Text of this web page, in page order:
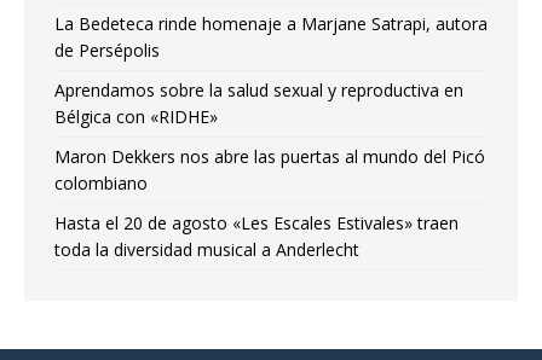
La Bedeteca rinde homenaje a Marjane Satrapi, autora
de Persépolis
Aprendamos sobre la salud sexual y reproductiva en
Bélgica con «RIDHE»
Maron Dekkers nos abre las puertas al mundo del Picó
colombiano
Hasta el 20 de agosto «Les Escales Estivales» traen
toda la diversidad musical a Anderlecht